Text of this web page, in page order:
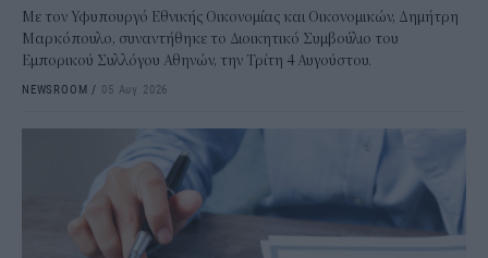
Με τον Υφυπουργό Εθνικής Οικονομίας και Οικονομικών, Δημήτρη
Μαρκόπουλο, συναντήθηκε το Διοικητικό Συμβούλιο του
Εμπορικού Συλλόγου Αθηνών, την Τρίτη 4 Αυγούστου.
NEWSROOM / 05 Αυγ 2026